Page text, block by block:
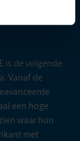
is de volgende
Vanaf de
een hoge
waar hun
met